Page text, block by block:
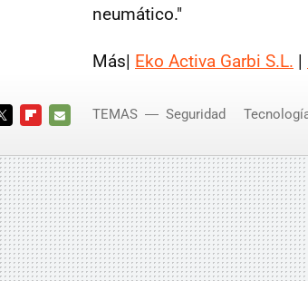
neumático."
Más| Eko Activa Garbi S.L. |
MAIL
TEMAS Seguridad